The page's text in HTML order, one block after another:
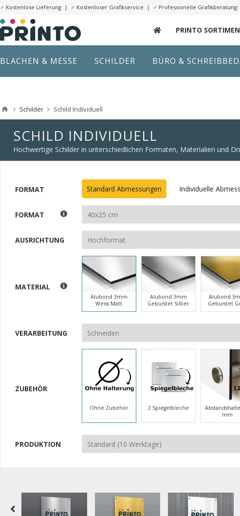
✓ Kostenlose Lieferung | ✓ Kostenloser Grafikservice | ✓ Professionelle Grafikberatung:
PRINTO
BLACHEN & MESSE SCHILDER BÜRO &
Schilder Schild Individuell
SCHILD INDIVIDUELL
Hochwertige Schilder in unterschiedlichen Formaten, Materialien und
FORMAT Standard Abmessungen Individuelle
FORMAT
AUSRICHTUNG
MATERIAL
Alubond 3mm
Weiss Matt
Alubond 3mm
Gebürstet Silber
Alubond
Gebürstet
VERARBEITUNG
ZUBEHÖR
Ohne Zubehör 2 Spiegelbleche
mm
PRODUKTION